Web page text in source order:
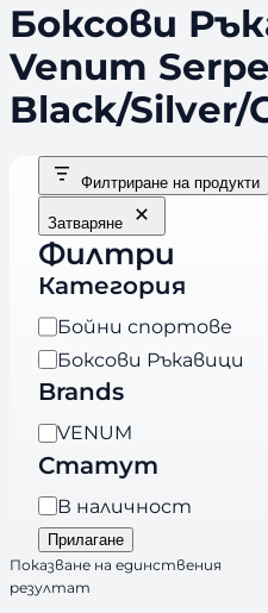
Боксови
Venum
Black/Silver/
Филтриране на продукти
Затваряне
Филтри
Категория
К
а
т
г
о
р
и
я
Бойни спортове
Боксови Ръкавици
Brands
B
r
a
n
d
s
VENUM
Статут
Н
а
л
и
В наличност
Прилагане
Показване на единствения
резултат